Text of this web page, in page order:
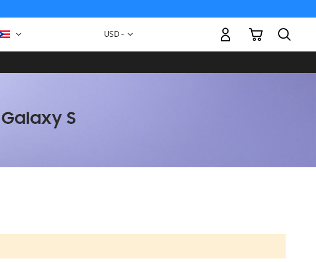
Moneda
USD -
Mi carrito